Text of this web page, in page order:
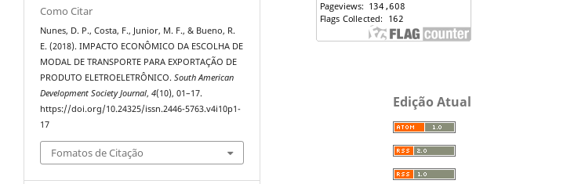
Como Citar
Nunes, D. P., Costa, F., Junior, M. F., & Bueno, R.
E. (2018). IMPACTO ECONÔMICO DA ESCOLHA DE
MODAL DE TRANSPORTE PARA EXPORTAÇÃO DE
PRODUTO ELETROELETRÔNICO.South American
Development Society Journal,4(10), 01–17.
https://doi.org/10.24325/issn.2446-5763.v4i10p1-
17
Fomatos de Citação
Edição Atual